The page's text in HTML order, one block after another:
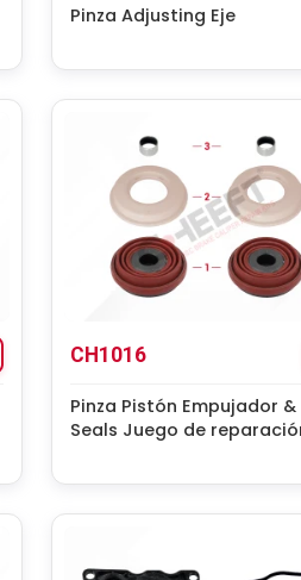
Pinza Adjusting Eje
CH1016
Pinza Pistón Empujador &
Seals Juego de